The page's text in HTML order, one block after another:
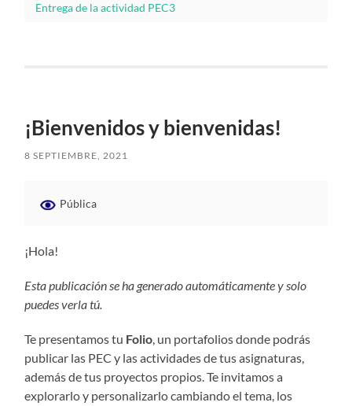
Entrega de la actividad PEC3
¡Bienvenidos y bienvenidas!
8 SEPTIEMBRE, 2021
Pública
¡Hola!
Esta publicación se ha generado automáticamente y solo
puedes verla tú.
Te presentamos tu Folio, un portafolios donde podrás
publicar las PEC y las actividades de tus asignaturas,
además de tus proyectos propios. Te invitamos a
explorarlo y personalizarlo cambiando el tema, los